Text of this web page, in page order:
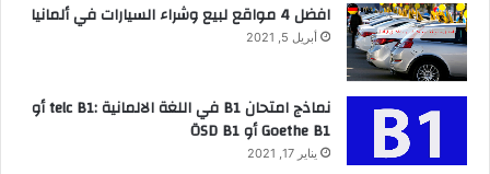
افضل 4 مواقع لبيع وشراء السيارات في ألمانيا
أبريل 5, 2021
نماذج امتحان B1 في اللغة الالمانية :telc B1 أو
Goethe B1 أو ÖSD B1
يناير 17, 2021